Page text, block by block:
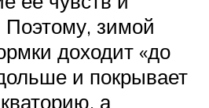
Поэтому, зимой
доходит «до
и покрывает
а